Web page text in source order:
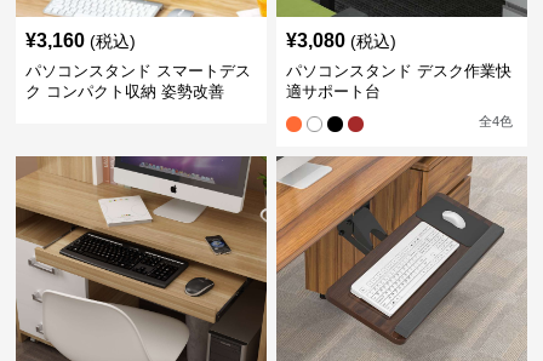
¥3,160 (税込)
パソコンスタンド スマートデス
ク コンパクト収納 姿勢改善
¥3,080 (税込)
パソコンスタンド デスク作業快
適サポート台
全4色